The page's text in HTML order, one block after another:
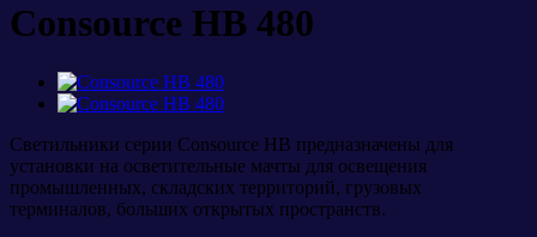
Consource НB 480
Светильники серии Consource HB предназначены для
установки на осветительные мачты для освещения
промышленных, складских территорий, грузовых
терминалов, больших открытых пространств.